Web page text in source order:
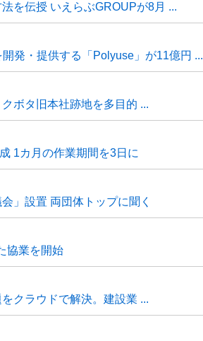
を伝授 いえらぶGROUPが8月 ...
発・提供する「Polyuse」が11億円 ...
ボタ旧本社跡地を多目的 ...
1カ月の作業期間を3日に
」設置 両団体トップに聞く
協業を開始
クラウドで解決。建設業 ...